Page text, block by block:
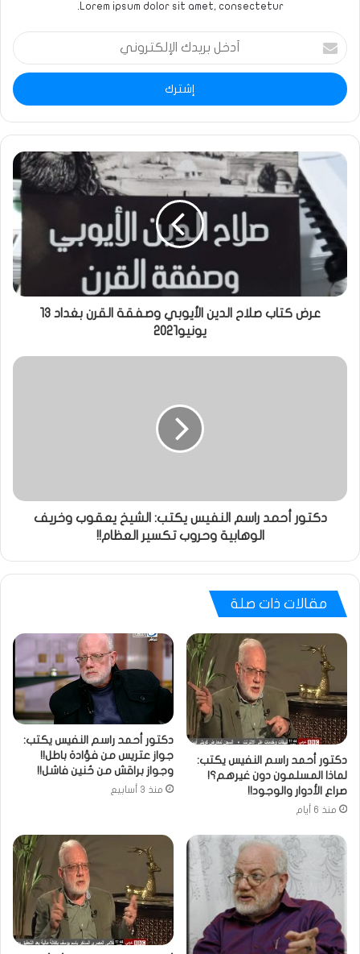
Lorem ipsum dolor sit amet, consectetur.
أدخل
بريدك
الإلكتروني
عرض كتاب صلاح الدين الأيوبي وصفقة القرن بغداد 13
يونيو2021
دكتور أحمد راسم النفيس يكتب: الشيخ يعقوب وخريف
الوهابية وحروب تكسير العظام!!
مقالات ذات صلة
دكتور أحمد راسم النفيس يكتب:
لماذا المسلمون دون غيرهم؟!
صراع الأدوار والوجود!!
منذ 6 أيام
دكتور أحمد راسم النفيس يكتب:
جواز عتريس من فؤادة باطل!!
وجواز براقش من حُنين فاشل!!
منذ 3 أسابيع